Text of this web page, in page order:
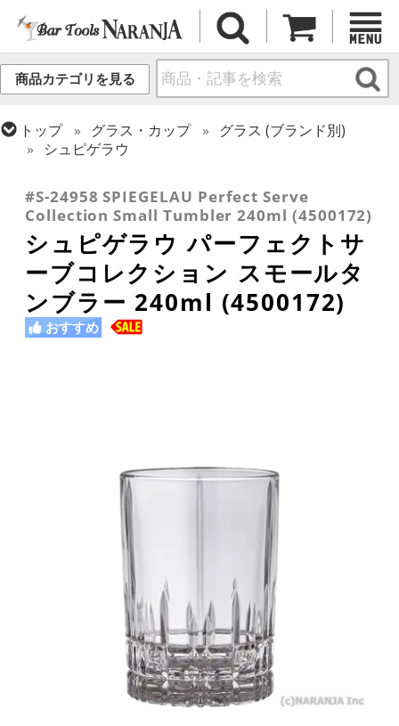
商品カテゴリを見る
トップ グラス・カップ
グラス (ブランド別)
シュピゲラウ
タンブラー
#S-24958 SPIEGELAU Perfect Serve
Collection Small Tumbler 240ml (4500172)
シュピゲラウ パーフェクトサ
ーブコレクション スモールタ
ンブラー 240ml (4500172)
おすすめ